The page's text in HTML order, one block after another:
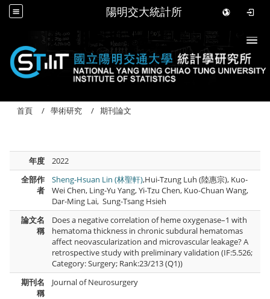
陽明交大統計所
首頁 學術研究 期刊論文
年度
2022
全部作
者
Sheng-Hsuan Lin (林聖軒),Hui-Tzung Luh (陸惠宗), Kuo-
Wei Chen, Ling-Yu Yang, Yi-Tzu Chen, Kuo-Chuan Wang,
Dar-Ming Lai, Sung-Tsang Hsieh
論文名
稱
Does a negative correlation of heme oxygenase–1 with
hematoma thickness in chronic subdural hematomas
affect neovascularization and microvascular leakage? A
retrospective study with preliminary validation (IF:5.526;
Category: Surgery; Rank:23/213 (Q1))
期刊名
稱
Journal of Neurosurgery